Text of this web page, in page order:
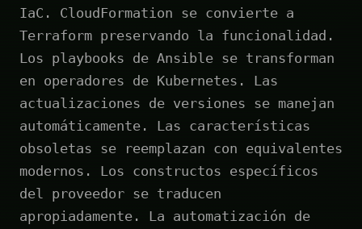
IaC. CloudFormation se convierte a
Terraform preservando la funcionalidad.
Los playbooks de Ansible se transforman
en operadores de Kubernetes. Las
actualizaciones de versiones se manejan
automáticamente. Las características
obsoletas se reemplazan con equivalentes
modernos. Los constructos específicos
del proveedor se traducen
apropiadamente. La automatización de